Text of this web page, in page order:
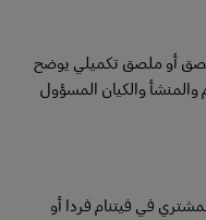
أو ملصق تكميلي يوضح
والكيان المسؤول
في فيتنام فردا أو